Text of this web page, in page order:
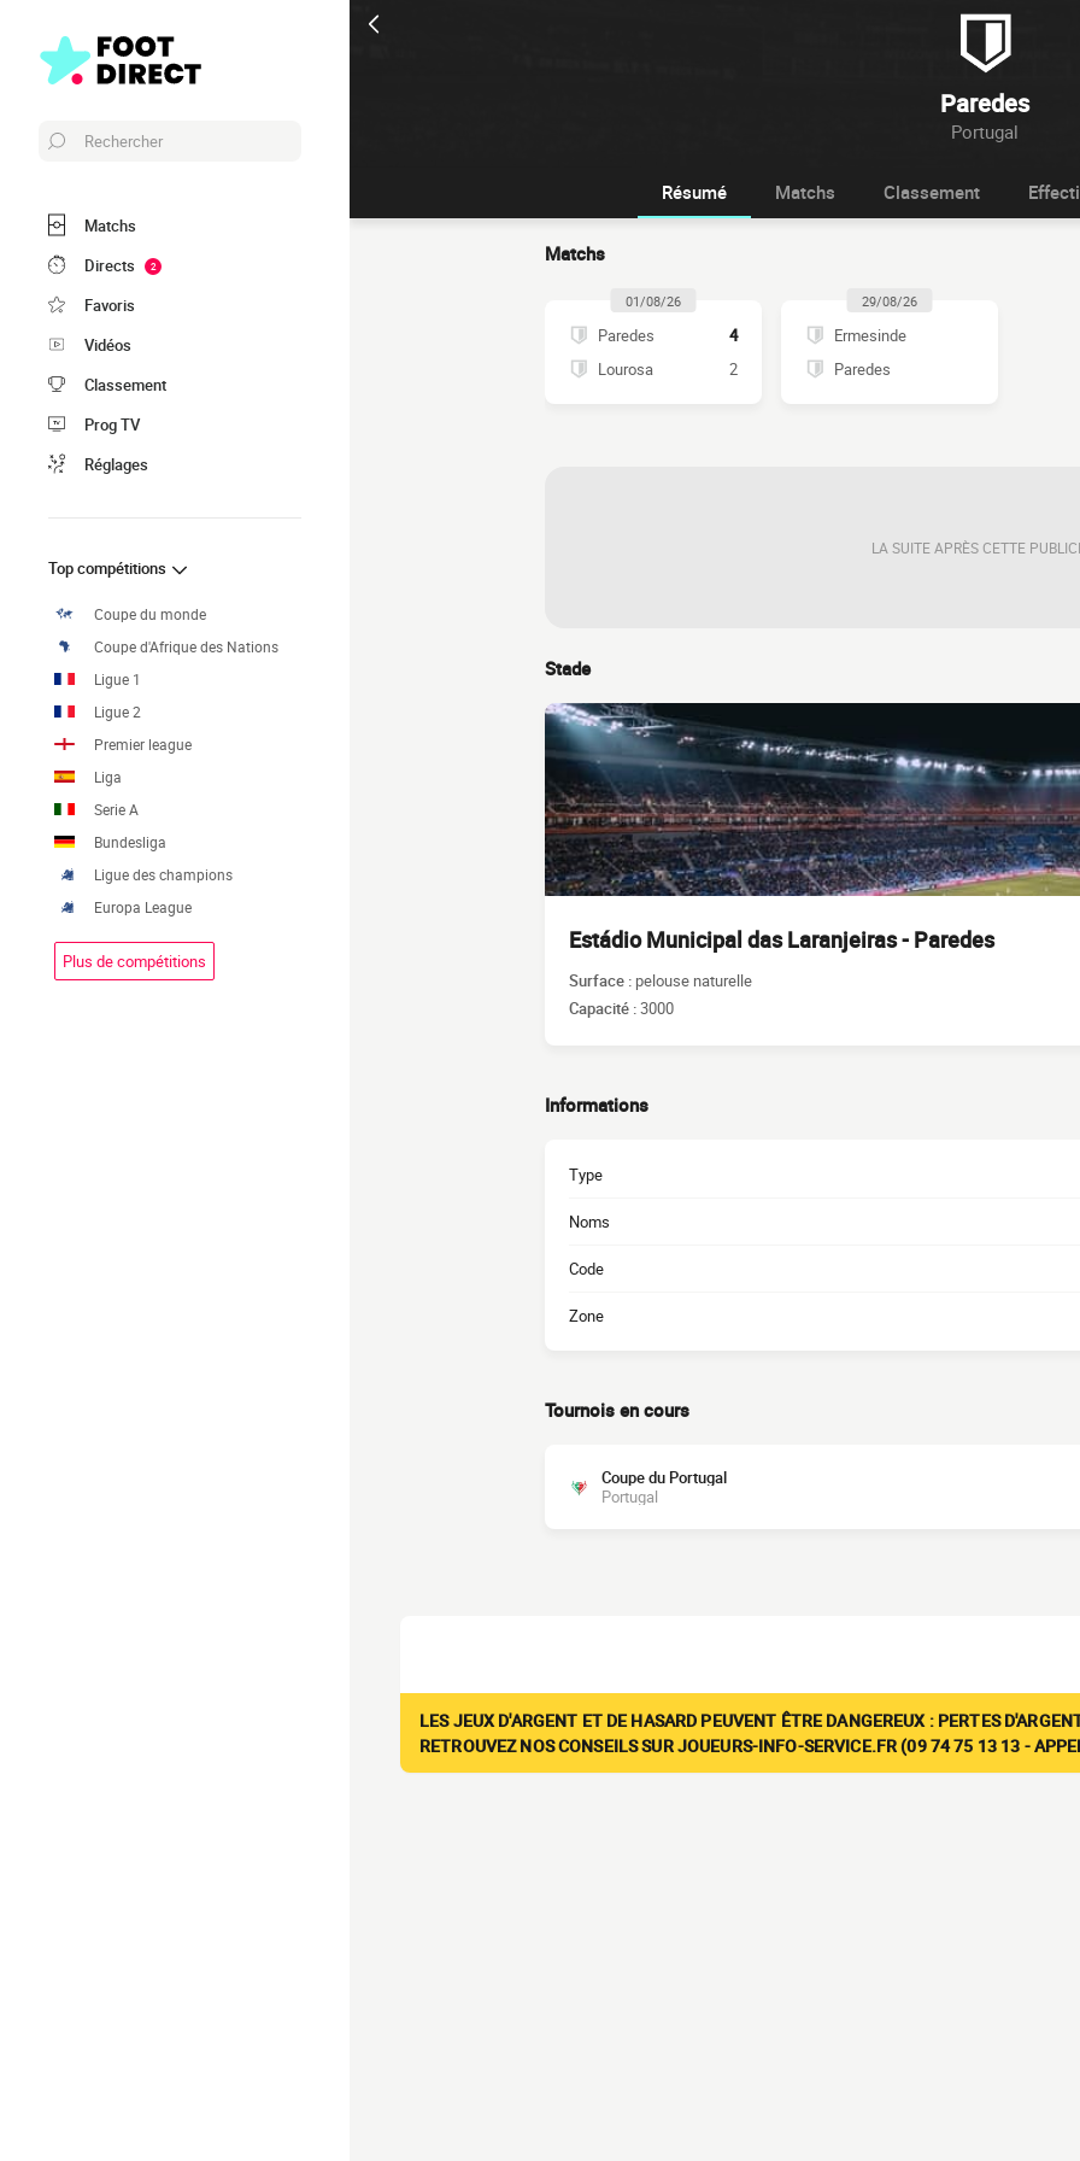
Paredes
Portugal
Rechercher
Matchs
Directs
2
Favoris
Vidéos
Classement
Prog TV
Réglages
Top compétitions
Coupe du monde
Coupe d'Afrique des Nations
Ligue 1
Ligue 2
Premier league
Liga
Serie A
Bundesliga
Ligue des champions
Europa League
Plus de compétitions
Résumé Matchs Classement
Matchs
01/08/26
Paredes
4
Lourosa
2
29/08/26
Ermesinde
Paredes
LA SUITE APRÈS CETTE
Stade
Estádio Municipal das Laranjeiras - Paredes
Surface : pelouse naturelle
Capacité :3000
Informations
Type
Noms
Code
Zone
Tournois en cours
Coupe du Portugal
Portugal
LES JEUX D'ARGENT ET DE HASARD PEUVENT ÊTRE DANGEREUX : PERTES
RETROUVEZ NOS CONSEILS SUR JOUEURS-INFO-SERVICE.FR (09 74 75 13 13 -